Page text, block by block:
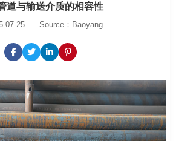
道与输送介质的相容性
07-25 Source：Baoyang